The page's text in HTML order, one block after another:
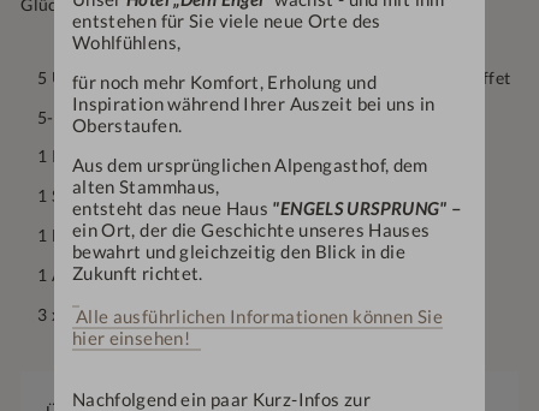
entstehen für Sie viele neue Orte des
Wohlfühlens,
für noch mehr Komfort, Erholung und
Inspiration während Ihrer Auszeit bei uns in
Oberstaufen.
Aus dem ursprünglichen Alpengasthof, dem
alten Stammhaus,
entsteht das neue Haus "ENGELS URSPRUNG" –
ein Ort, der die Geschichte unseres Hauses
bewahrt und gleichzeitig den Blick in die
Zukunft richtet.
Alle ausführlichen Informationen können Sie
hier einsehen!
Nachfolgend ein paar Kurz-Infos zur
Glücksmomente!
5 Übernachtungen inklusive reichhaltigem Frühstücksbuffet
5-Gang-Wahlmenü am Abend
1 Rückenmassage (25 min)
1 Seifenschaum-Peeling (25 min)
1 Nachtkerzenölcreme- Körper-Packung (25 min)
1 Allgäuer Kraxenofen (20 min)
3 x Kaffee mit hausgemachtem Strudel